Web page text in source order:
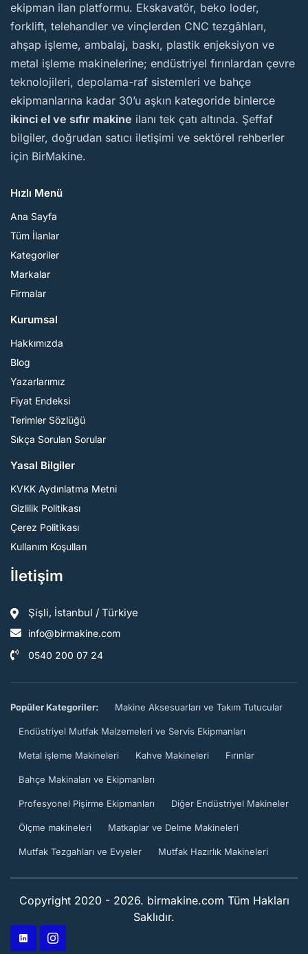
ekipman ilan platformu. Ekskavatör, beko loder,
forklift, telehandler ve vinçlerden CNC tezgâhları,
ahşap işleme, ambalaj, baskı, plastik enjeksiyon ve
metal işleme makinelerine; endüstriyel fırınlardan çevre
teknolojileri, depolama-raf sistemleri ve bahçe
ekipmanlarına kadar 30’u aşkın kategoride binlerce
ikinci el ve sıfır makine ilanı tek çatı altında. Şeffaf
bilgiler, doğrudan satıcı iletişimi ve sektörel rehberler
için BirMakine.
Hızlı Menü
Ana Sayfa
Tüm İlanlar
Kategoriler
Markalar
Firmalar
Kurumsal
Hakkımızda
Blog
Yazarlarımız
Fiyat Endeksi
Terimler Sözlüğü
Sıkça Sorulan Sorular
Yasal Bilgiler
KVKK Aydınlatma Metni
Gizlilik Politikası
Çerez Politikası
Kullanım Koşulları
İletişim
Şişli, İstanbul / Türkiye
info@birmakine.com
0540 200 07 24
Popüler Kategoriler: Makine Aksesuarları ve Takım Tutucular
Endüstriyel Mutfak Malzemeleri ve Servis Ekipmanları
Metal işleme Makineleri Kahve Makineleri Fırınlar
Bahçe Makinaları ve Ekipmanları
Profesyonel Pişirme Ekipmanları Diğer Endüstriyel Makineler
Ölçme makineleri Matkaplar ve Delme Makineleri
Mutfak Tezgahları ve Evyeler Mutfak Hazırlık Makineleri
Copyright 2020 - 2026. birmakine.com Tüm Hakları
Saklıdır.